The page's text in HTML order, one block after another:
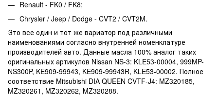
Renault - FK0 / FK8;
Chrysler / Jeep / Dodge - CVT2 / CVT2M.
Это все один и тот же вариатор под различными
наименованиями согласно внутренней номенклатуре
производителей авто. Данные масла 100% аналог таких
оригинальных артикулов Nissan NS-3: KLE53-00004, 999MP-
NS300P, KE909-99943, KE909-99943R, KLE53-00002. Полное
соответствие Mitsubishi DIA QUEEN CVTF-J4: MZ320185,
MZ320261, MZ320262, MZ320288.